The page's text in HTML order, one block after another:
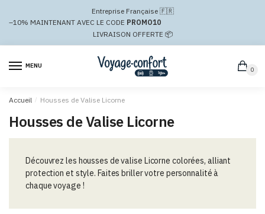
navigation
Entreprise Française 🇫🇷
–10% MAINTENANT AVEC LE CODE PROMO10
LIVRAISON OFFERTE 📦
MENU
0
Accueil / Housses de Valise Licorne
Housses de Valise Licorne
Découvrez les housses de valise Licorne colorées, alliant
protection et style. Faites briller votre personnalité à
chaque voyage !